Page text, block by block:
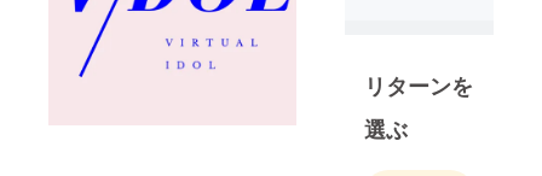
リターンを
選ぶ